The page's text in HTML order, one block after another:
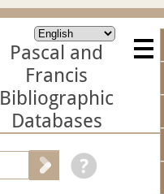
Pascal and
Francis
Bibliographic
Databases